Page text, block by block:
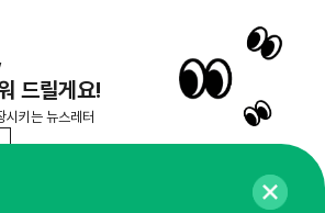
드릴게요!
키는 뉴스레터